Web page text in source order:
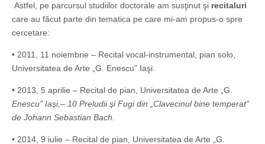
Astfel, pe parcursul studiilor doctorale am susţinut şi recitaluri
care au făcut parte din tematica pe care mi-am propus-o spre
cercetare:
• 2011, 11 noiembrie – Recital vocal-instrumental, pian solo,
Universitatea de Arte „G. Enescu” Iaşi.
• 2013, 5 aprilie – Recital de pian, Universitatea de Arte „G.
Enescu” Iaşi,– 10 Preludii şi Fugi din „Clavecinul bine temperat”
de Johann Sebastian Bach.
• 2014, 9 iulie – Recital de pian, Universitatea de Arte „G.